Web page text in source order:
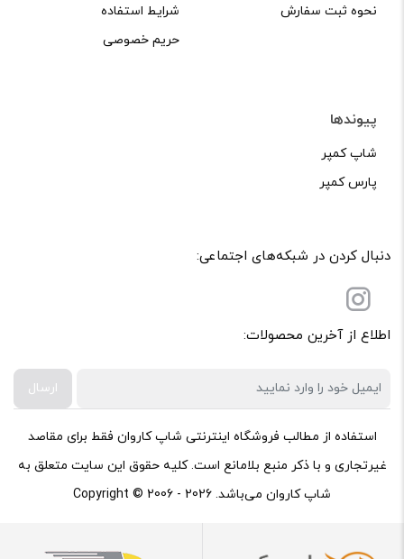
نحوه ثبت سفارش
شرایط استفاده
حریم خصوصی
پیوندها
شاپ کمپر
پارس کمپر
دنبال کردن در شبکه‌های اجتماعی:
اطلاع از آخرین محصولات:
ارسال
استفاده از مطالب فروشگاه اینترنتی شاپ کاروان فقط برای مقاصد
غیرتجاری و با ذکر منبع بلامانع است. کلیه حقوق این سایت متعلق به
شاپ کاروان می‌باشد. Copyright © 2006 - 2026